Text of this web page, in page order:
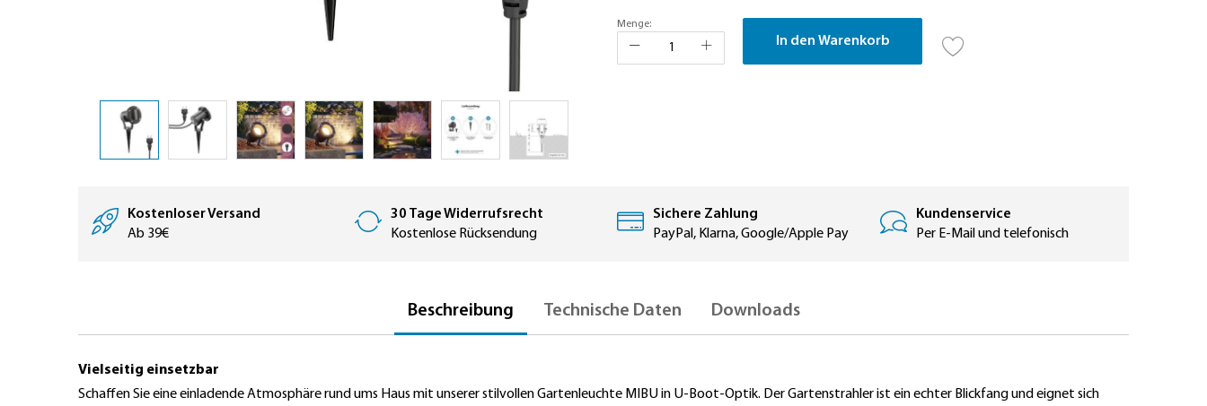
Bildergalerie
Menge:
In den Warenkorb
Kostenloser Versand
Ab 39€
30 Tage Widerrufsrecht
Kostenlose Rücksendung
Sichere Zahlung
PayPal, Klarna, Google/Apple Pay
Kundenservice
Per E-Mail und telefonisch
Beschreibung
Vielseitig einsetzbar
Schaffen Sie eine einladende Atmosphäre rund ums Haus mit unserer stilvollen Gartenleuchte MIBU in U-Boot-Optik. Der Gartenstrahler ist ein echter Blickfang und eignet sich
Technische Daten Downloads